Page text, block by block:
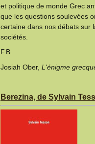
et politique de monde Grec
que les questions soulevées
certaine dans nos débats sur
sociétés.
F.B.
Josiah Ober, L'énigme
Berezina, de Sylvain